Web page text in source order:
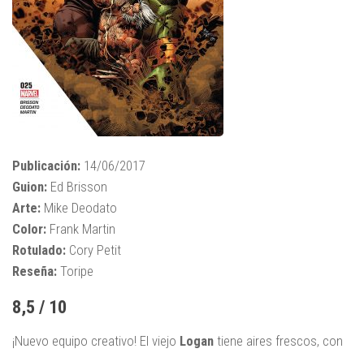
Publicación: 14/06/2017
Guion: Ed Brisson
Arte: Mike Deodato
Color: Frank Martin
Rotulado: Cory Petit
Reseña: Toripe
8,5 / 10
¡Nuevo equipo creativo! El viejo Logan tiene aires frescos, con